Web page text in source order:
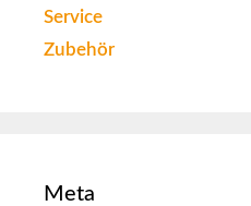
Service
Zubehör
Meta